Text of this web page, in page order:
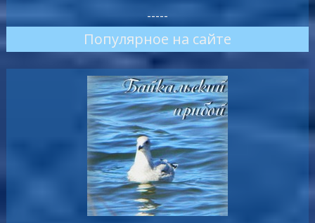
-----
Популярное на сайте